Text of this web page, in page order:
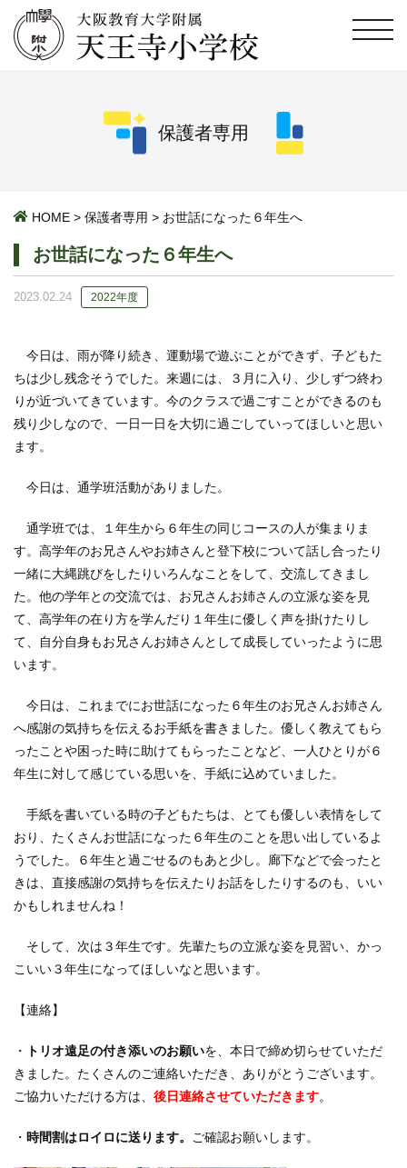
保護者専用
HOME > 保護者専用 > お世話になった６年生へ
お世話になった６年生へ
2023.02.24 2022年度
今日は、雨が降り続き、運動場で遊ぶことができず、子どもた
ちは少し残念そうでした。来週には、３月に入り、少しずつ終わ
りが近づいてきています。今のクラスで過ごすことができるのも
残り少しなので、一日一日を大切に過ごしていってほしいと思い
ます。
今日は、通学班活動がありました。
通学班では、１年生から６年生の同じコースの人が集まりま
す。高学年のお兄さんやお姉さんと登下校について話し合ったり
一緒に大縄跳びをしたりいろんなことをして、交流してきまし
た。他の学年との交流では、お兄さんお姉さんの立派な姿を見
て、高学年の在り方を学んだり１年生に優しく声を掛けたりし
て、自分自身もお兄さんお姉さんとして成長していったように思
います。
今日は、これまでにお世話になった６年生のお兄さんお姉さん
へ感謝の気持ちを伝えるお手紙を書きました。優しく教えてもら
ったことや困った時に助けてもらったことなど、一人ひとりが６
年生に対して感じている思いを、手紙に込めていました。
手紙を書いている時の子どもたちは、とても優しい表情をして
おり、たくさんお世話になった６年生のことを思い出しているよ
うでした。６年生と過ごせるのもあと少し。廊下などで会ったと
きは、直接感謝の気持ちを伝えたりお話をしたりするのも、いい
かもしれませんね！
そして、次は３年生です。先輩たちの立派な姿を見習い、かっ
こいい３年生になってほしいなと思います。
【連絡】
・ トリオ遠足の付き添いのお願いを、本日で締め切らせていただ
きました。たくさんのご連絡いただき、ありがとうございます。
ご協力いただける方は、 後日連絡させていただきます。
・ 時間割はロイロに送ります。 ご確認お願いします。